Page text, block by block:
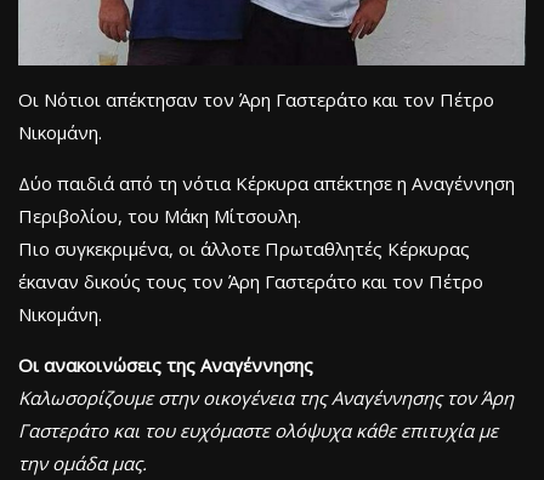
Οι Νότιοι απέκτησαν τον Άρη Γαστεράτο και τον Πέτρο
Νικομάνη.
Δύο παιδιά από τη νότια Κέρκυρα απέκτησε η Αναγέννηση
Περιβολίου, του Μάκη Μίτσουλη.
Πιο συγκεκριμένα, οι άλλοτε Πρωταθλητές Κέρκυρας
έκαναν δικούς τους τον Άρη Γαστεράτο και τον Πέτρο
Νικομάνη.
Οι ανακοινώσεις της Αναγέννησης
Καλωσορίζουμε στην οικογένεια της Αναγέννησης τον Άρη
Γαστεράτο και του ευχόμαστε ολόψυχα κάθε επιτυχία με
την ομάδα μας.